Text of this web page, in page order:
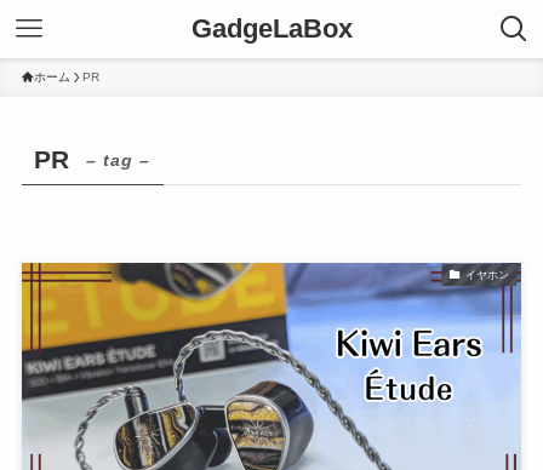
GadgeLaBox
ホーム PR
PR – tag –
イヤホン